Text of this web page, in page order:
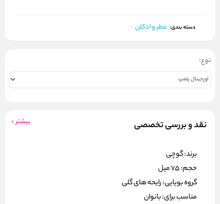
دسته بندی: عطر و ادکلن
نقد و بررسی تخصصی بیشتر
برند: گوچی
حجم: 75 میل
گروه بویایی: رایحه های گلی
مناسب برای: بانوان
نوع: